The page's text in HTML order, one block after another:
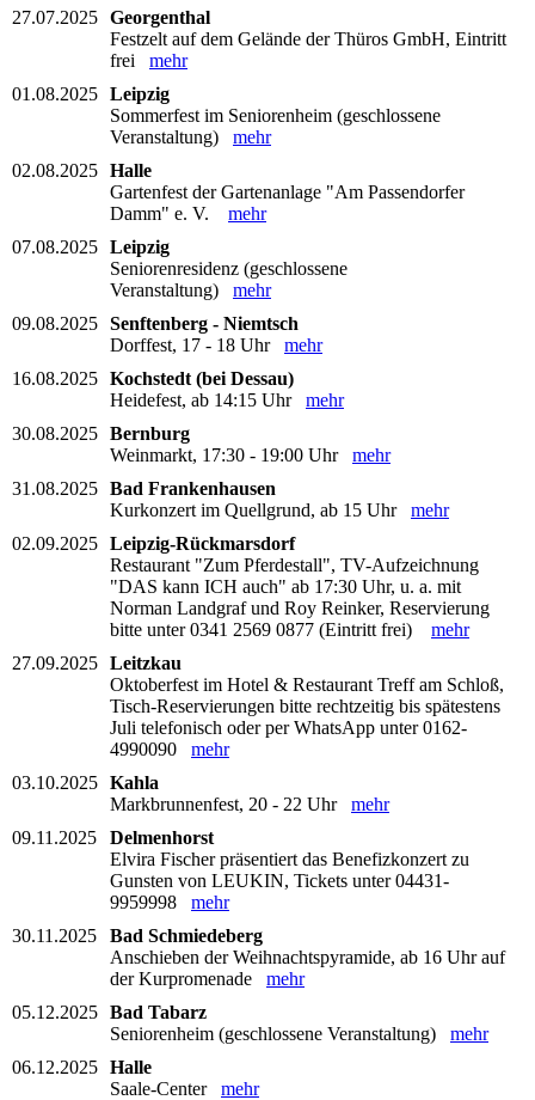
27.07.2025 Georgenthal
Festzelt auf dem Gelände der Thüros GmbH, Eintritt
frei mehr
01.08.2025 Leipzig
Sommerfest im Seniorenheim (geschlossene
Veranstaltung) mehr
02.08.2025 Halle
Gartenfest der Gartenanlage "Am Passendorfer
Damm" e. V. mehr
07.08.2025 Leipzig
Seniorenresidenz (geschlossene
Veranstaltung) mehr
09.08.2025 Senftenberg - Niemtsch
Dorffest, 17 - 18 Uhr mehr
16.08.2025 Kochstedt (bei Dessau)
Heidefest, ab 14:15 Uhr mehr
30.08.2025 Bernburg
Weinmarkt, 17:30 - 19:00 Uhr mehr
31.08.2025 Bad Frankenhausen
Kurkonzert im Quellgrund, ab 15 Uhr mehr
02.09.2025 Leipzig-Rückmarsdorf
Restaurant "Zum Pferdestall", TV-Aufzeichnung
"DAS kann ICH auch" ab 17:30 Uhr, u. a. mit
Norman Landgraf und Roy Reinker, Reservierung
bitte unter 0341 2569 0877 (Eintritt frei) mehr
27.09.2025 Leitzkau
Oktoberfest im Hotel & Restaurant Treff am Schloß,
Tisch-Reservierungen bitte rechtzeitig bis spätestens
Juli telefonisch oder per WhatsApp unter 0162-
4990090 mehr
03.10.2025 Kahla
Markbrunnenfest, 20 - 22 Uhr mehr
09.11.2025
Delmenhorst
Elvira Fischer präsentiert das Benefizkonzert zu
Gunsten von LEUKIN, Tickets unter 04431-
9959998 mehr
30.11.2025
Bad Schmiedeberg
Anschieben der Weihnachtspyramide, ab 16 Uhr auf
der Kurpromenade mehr
05.12.2025 Bad Tabarz
Seniorenheim (geschlossene Veranstaltung) mehr
06.12.2025 Halle
Saale-Center mehr